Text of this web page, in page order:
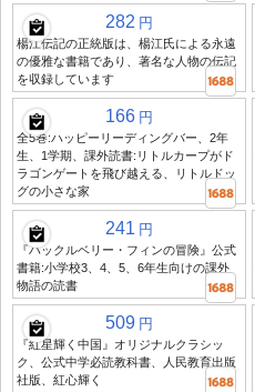
282 円
楊江伝記の正統版は、楊江氏による永遠
の優雅な書籍であり、著名な人物の伝記
を収録しています
166 円
全5巻:ハッピーリーディングバー、2年
生、1学期、課外読書:リトルカープがド
ラゴンゲートを飛び越える、リトルドッ
グの小さな家
241 円
『ハックルベリー・フィンの冒険』公式
書籍:小学校3、4、5、6年生向けの課外
物語の読書
509 円
『紅星輝く中国』オリジナルクラシッ
ク、公式中学必読教科書、人民教育出版
社版、紅心輝く